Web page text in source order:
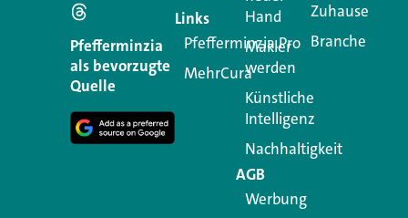
Ihre E-Mail-Adresse wird
Kommentar
Pfefferminzia
als bevorzugte
Quelle
Links
Pfefferminzia.Pro
MehrCura
Hand
Makler
werden
Künstliche
Intelligenz
Nachhaltigkeit
AGB
Werbung
Zuhause
Branche